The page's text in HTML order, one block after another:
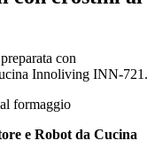
con
Innoliving INN-721.
e Robot da Cucina